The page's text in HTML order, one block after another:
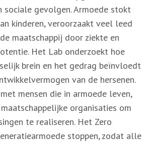
sociale gevolgen. Armoede stokt
kinderen, veroorzaakt veel leed
maatschappij door ziekte en
Het Lab onderzoekt hoe
brein en het gedrag beïnvloedt
van de hersenen.
mensen die in armoede leven,
organisaties om
te realiseren. Het Zero
stoppen, zodat alle